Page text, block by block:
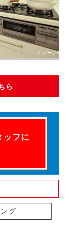
イメージ写真
ら
ッフに
グ